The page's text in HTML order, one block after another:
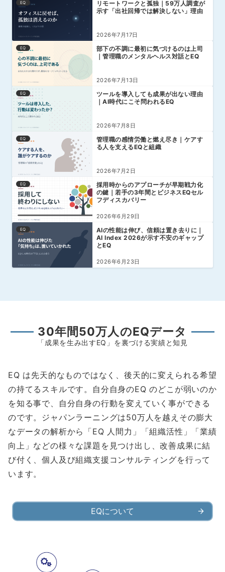
EQ
リモートワークと孤独｜59万人調査が
示す「出社回帰では解決しない」理由
2026年7月17日
EQ
部下の不調に最初に気づけるのは上司
｜管理職のメンタルヘルス対話とEQ
2026年7月13日
EQ
ツールを導入しても成果が出ない理由
｜AI時代にこそ問われるEQ
2026年7月8日
EQ
管理職の感情労働と燃え尽き｜ケアす
る人を支えるEQと組織
2026年7月2日
EQ
採用時からのアプローチが早期戦力化
の鍵｜若手の3年間とビジネスEQセル
フディスカバリー
2026年6月29日
EQ
AIの性能は伸び、信頼は置き去りに｜
AI Index 2026が示す不安のギャップ
とEQ
2026年6月23日
30年間50万人のEQデータ
「成果を生み出すEQ」を裏づける実績と知見
EQ は先天的なものではなく、後天的に変えられる希望
の持てるスキルです。自分自身のEQ のどこが弱いのか
を知る事で、自分自身の行動を変えていく事ができる
のです。ジャパンラーニングは50万人を越えその膨大
なデータの解析から「EQ 人間力」「組織活性」「業績
向上」などの様々な課題を見つけ出し、改善成果に結
び付く、個人及び組織支援コンサルティングを行って
います。
EQについて